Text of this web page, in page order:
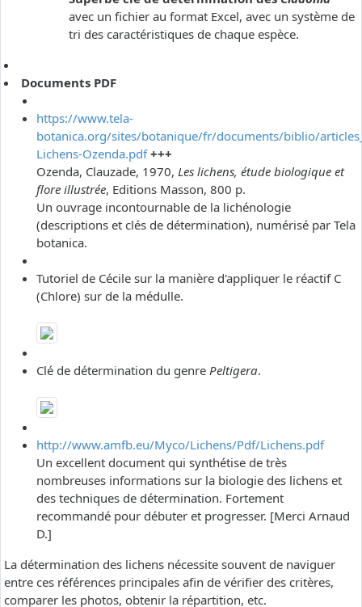
avec un fichier au format Excel, avec un système de
tri des caractéristiques de chaque espèce.
Documents PDF
https://www.tela-
botanica.org/sites/botanique/fr/documents/biblio/
Lichens-Ozenda.pdf +++
Ozenda, Clauzade, 1970, Les lichens, étude biologique et
flore illustrée, Editions Masson, 800 p.
Un ouvrage incontournable de la lichénologie
(descriptions et clés de détermination), numérisé par Tela
botanica.
Tutoriel de Cécile sur la manière d'appliquer le réactif C
(Chlore) sur de la médulle.
Clé de détermination du genre Peltigera.
http://www.amfb.eu/Myco/Lichens/Pdf/Lichens.pdf
Un excellent document qui synthétise de très
nombreuses informations sur la biologie des lichens et
des techniques de détermination. Fortement
recommandé pour débuter et progresser. [Merci Arnaud
D.]
La détermination des lichens nécessite souvent de naviguer
entre ces références principales afin de vérifier des critères,
comparer les photos, obtenir la répartition, etc.